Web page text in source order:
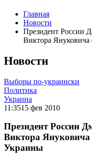
Главная
Новости
Президент России
Виктора Януковича
Новости
Выборы по-украински
Политика
Украина
11:3515 фев 2010
Президент России
Виктора Януковича
Украины